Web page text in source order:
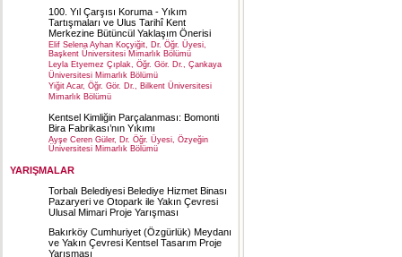
100. Yıl Çarşısı Koruma - Yıkım
Tartışmaları ve Ulus Tarihî Kent
Merkezine Bütüncül Yaklaşım Önerisi
Elif Selena Ayhan Koçyiğit, Dr. Öğr. Üyesi,
Başkent Üniversitesi Mimarlık Bölümü
Leyla Etyemez Çıplak, Öğr. Gör. Dr., Çankaya
Üniversitesi Mimarlık Bölümü
Yiğit Acar, Öğr. Gör. Dr., Bilkent Üniversitesi
Mimarlık Bölümü
Kentsel Kimliğin Parçalanması: Bomonti
Bira Fabrikası’nın Yıkımı
Ayşe Ceren Güler, Dr. Öğr. Üyesi, Özyeğin
Üniversitesi Mimarlık Bölümü
YARIŞMALAR
Torbalı Belediyesi Belediye Hizmet Binası
Pazaryeri ve Otopark ile Yakın Çevresi
Ulusal Mimari Proje Yarışması
Bakırköy Cumhuriyet (Özgürlük) Meydanı
ve Yakın Çevresi Kentsel Tasarım Proje
Yarışması